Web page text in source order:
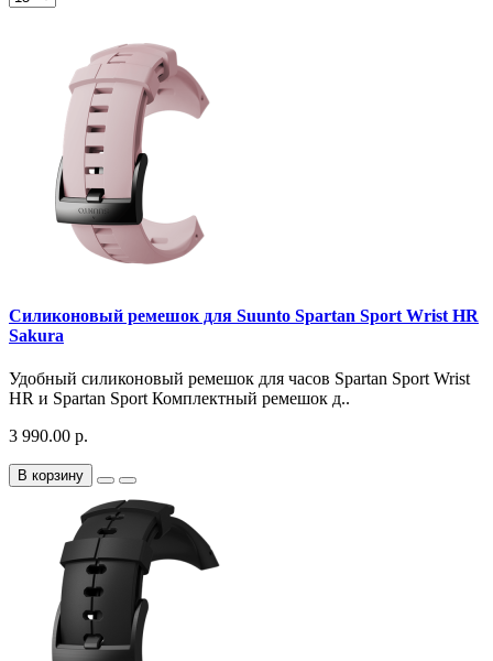
Силиконовый ремешок для Suunto Spartan Sport Wrist HR
Sakura
Удобный силиконовый ремешок для часов Spartan Sport Wrist
HR и Spartan Sport Комплектный ремешок д..
3 990.00 р.
В корзину